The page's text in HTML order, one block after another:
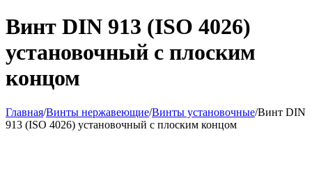
Винт DIN 913 (ISO 4026)
установочный с плоским
концом
Главная/Винты нержавеющие/Винты установочные/Винт DIN
913 (ISO 4026) установочный с плоским концом